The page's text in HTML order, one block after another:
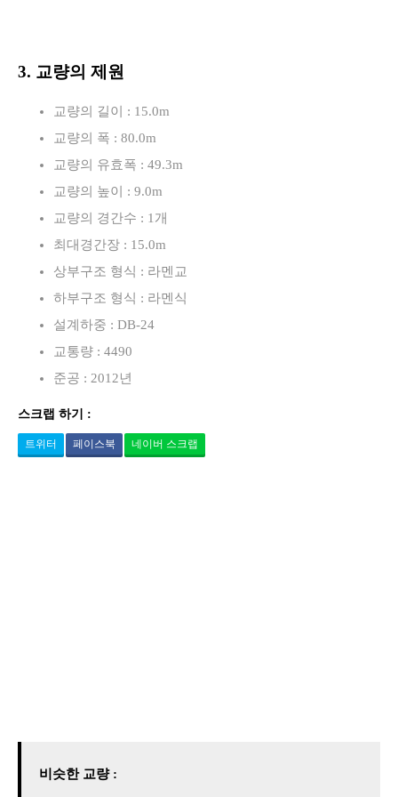
3. 교량의 제원
교량의 길이 : 15.0m
교량의 폭 : 80.0m
교량의 유효폭 : 49.3m
교량의 높이 : 9.0m
교량의 경간수 : 1개
최대경간장 : 15.0m
상부구조 형식 : 라멘교
하부구조 형식 : 라멘식
설계하중 : DB-24
교통량 : 4490
준공 : 2012년
스크랩 하기 :
트위터 페이스북 네이버 스크랩
비슷한 교량 :